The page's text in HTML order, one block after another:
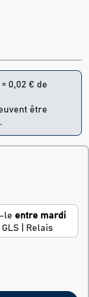
0,02 € de
être
le entre mardi
| Relais